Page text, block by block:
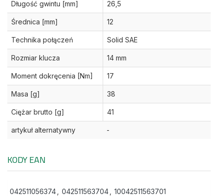
Długość gwintu [mm] 26,5
Średnica [mm] 12
Technika połączeń Solid SAE
Rozmiar klucza 14 mm
Moment dokręcenia [Nm] 17
Masa [g] 38
Ciężar brutto [g] 41
artykuł alternatywny -
KODY EAN
042511056374 042511563704 10042511563701